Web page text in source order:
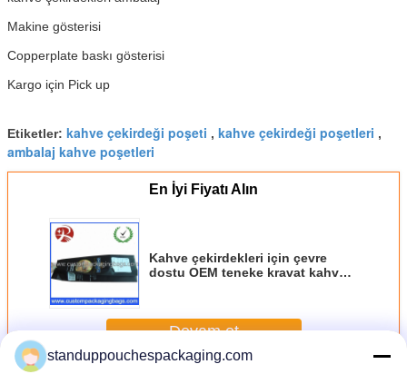
Makine gösterisi
Copperplate baskı gösterisi
Kargo için Pick up
Etiketler: kahve çekirdeği poşeti , kahve çekirdeği poşetleri ,
ambalaj kahve poşetleri
En İyi Fiyatı Alın
Kahve çekirdekleri için çevre
dostu OEM teneke kravat kahve
Devam et
standuppouchespackaging.com